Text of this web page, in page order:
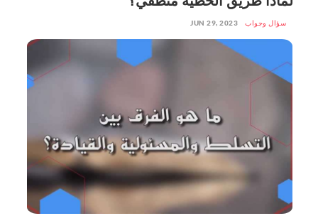
سؤال وجواب JUN 29, 2023